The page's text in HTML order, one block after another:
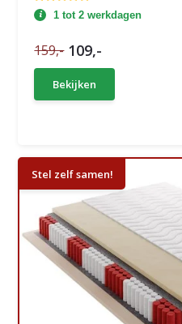
1 tot 2 werkdagen
159,- 109,-
Bekijken
Stel zelf samen!